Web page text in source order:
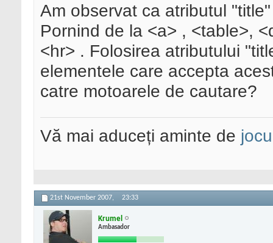
Am observat ca atributul
Pornind de la <a> , <table>,
<hr> . Folosirea atributului
elementele care accepta
catre motoarele de cautare?
Vă mai aduceți aminte de
21st November 2007, 23:33
Krumel
Ambasador